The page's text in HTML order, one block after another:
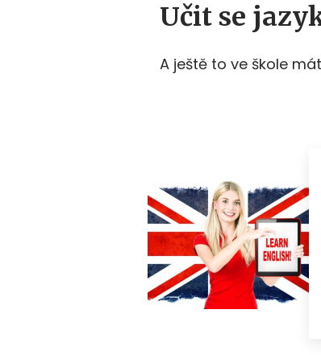
Učit se
A ještě to ve škole